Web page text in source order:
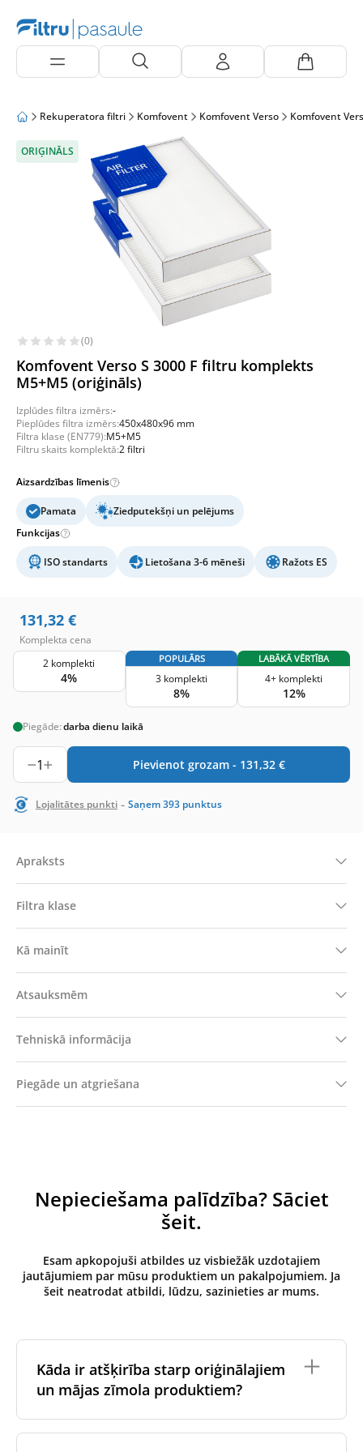
Rekuperatora filtri Komfovent Komfovent Verso Komfovent
ORIĢINĀLS
(0)
Komfovent Verso S 3000 F filtru komplekts
M5+M5 (oriģināls)
Izplūdes filtra izmērs:-
Pieplūdes filtra izmērs:450x480x96 mm
Filtra klase (EN779):M5+M5
Filtru skaits komplektā:2 filtri
Aizsardzības līmenis
Pamata
Ziedputekšņi un pelējums
Funkcijas
ISO standarts Lietošana 3-6 mēneši Ražots ES
131,32 €
Komplekta cena
2 komplekti
4%
POPULĀRS
3 komplekti
8%
LABĀKĀ VĒRTĪBA
4+ komplekti
12%
Piegāde:darba dienu laikā
1 Pievienot grozam - 131,32 €
Lojalitātes punkti - Saņem393 punktus
Apraksts
Filtra klase
Kā mainīt
Atsauksmēm
Tehniskā informācija
Piegāde un atgriešana
Nepieciešama palīdzība? Sāciet
šeit.
Esam apkopojuši atbildes uz visbiežāk uzdotajiem
jautājumiem par mūsu produktiem un pakalpojumiem. Ja
šeit neatrodat atbildi, lūdzu, sazinieties ar mums.
Kāda ir atšķirība starp oriģinālajiem
un mājas zīmola produktiem?